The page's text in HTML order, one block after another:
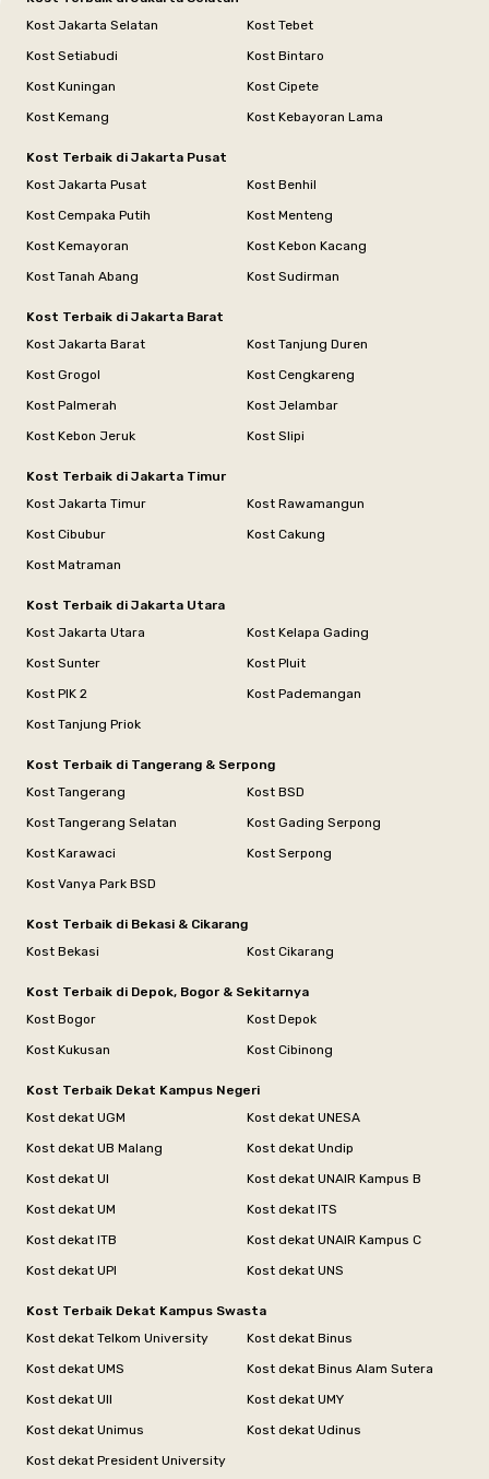
Kost Jakarta Selatan
Kost Tebet
Kost Setiabudi
Kost Bintaro
Kost Kuningan
Kost Cipete
Kost Kemang
Kost Kebayoran Lama
Kost Terbaik di Jakarta Pusat
Kost Jakarta Pusat
Kost Benhil
Kost Cempaka Putih
Kost Menteng
Kost Kemayoran
Kost Kebon Kacang
Kost Tanah Abang
Kost Sudirman
Kost Terbaik di Jakarta Barat
Kost Jakarta Barat
Kost Tanjung Duren
Kost Grogol
Kost Cengkareng
Kost Palmerah
Kost Jelambar
Kost Kebon Jeruk
Kost Slipi
Kost Terbaik di Jakarta Timur
Kost Jakarta Timur
Kost Rawamangun
Kost Cibubur
Kost Cakung
Kost Matraman
Kost Terbaik di Jakarta Utara
Kost Jakarta Utara
Kost Kelapa Gading
Kost Sunter
Kost Pluit
Kost PIK 2
Kost Pademangan
Kost Tanjung Priok
Kost Terbaik di Tangerang & Serpong
Kost Tangerang
Kost BSD
Kost Tangerang Selatan
Kost Gading Serpong
Kost Karawaci
Kost Serpong
Kost Vanya Park BSD
Kost Terbaik di Bekasi & Cikarang
Kost Bekasi
Kost Cikarang
Kost Terbaik di Depok, Bogor & Sekitarnya
Kost Bogor
Kost Depok
Kost Kukusan
Kost Cibinong
Kost Terbaik Dekat Kampus Negeri
Kost dekat UGM
Kost dekat UNESA
Kost dekat UB Malang
Kost dekat Undip
Kost dekat UI
Kost dekat UNAIR Kampus B
Kost dekat UM
Kost dekat ITS
Kost dekat ITB
Kost dekat UNAIR Kampus C
Kost dekat UPI
Kost dekat UNS
Kost Terbaik Dekat Kampus Swasta
Kost dekat Telkom University
Kost dekat Binus
Kost dekat UMS
Kost dekat Binus Alam Sutera
Kost dekat UII
Kost dekat UMY
Kost dekat Unimus
Kost dekat Udinus
Kost dekat President University